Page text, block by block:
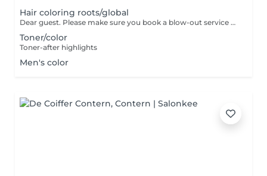
Hair coloring roots/global
Dear guest. Please make sure you book a blow-out service after your color service, that is additional 30 minutes to the total service. Thank you for understanding. Team Centro
Toner/color
Toner-after highlights
Men's color